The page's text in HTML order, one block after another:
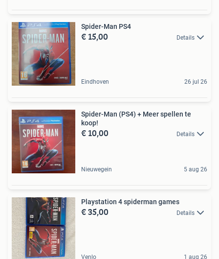
Spider-Man PS4
€ 15,00 Details
Eindhoven 26 jul 26
Spider-Man (PS4) + Meer spellen te
koop!
€ 10,00 Details
Nieuwegein 5 aug 26
Playstation 4 spiderman games
€ 35,00 Details
Venlo 1 aug 26